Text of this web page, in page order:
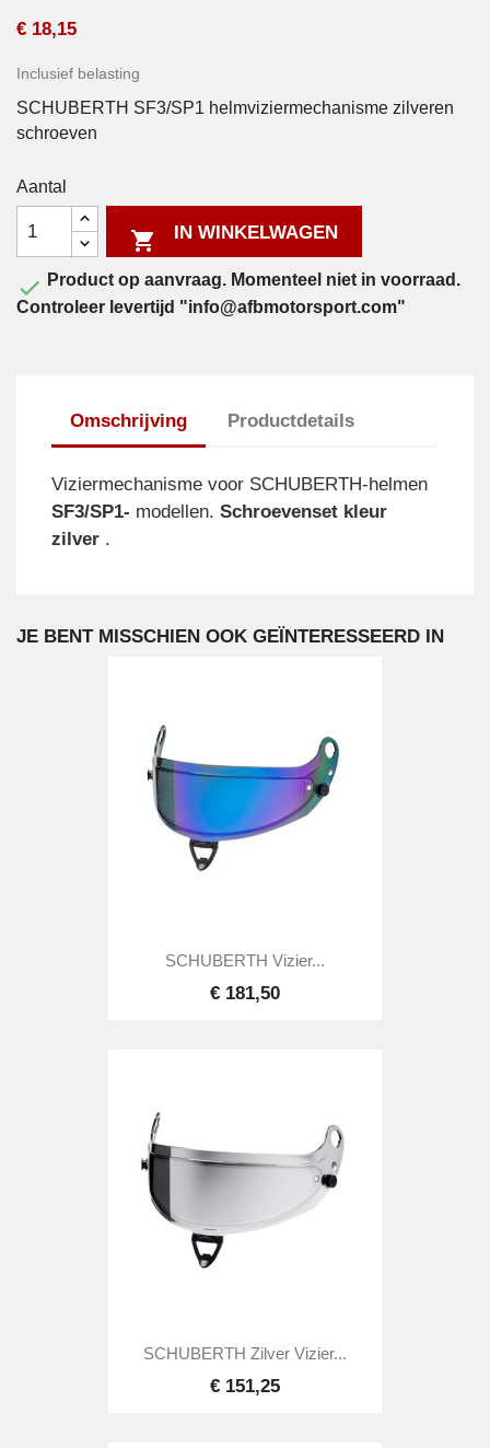
€ 18,15
Inclusief belasting
SCHUBERTH SF3/SP1 helmviziermechanisme zilveren
schroeven
Aantal
 IN WINKELWAGEN
 Product op aanvraag. Momenteel niet in voorraad.
Controleer levertijd "info@afbmotorsport.com"
Omschrijving Productdetails
Viziermechanisme voor SCHUBERTH-helmen
SF3/SP1- modellen. Schroevenset kleur
zilver.
JE BENT MISSCHIEN OOK GEÏNTERESSEERD IN
SCHUBERTH Vizier...
€ 181,50
SCHUBERTH Zilver Vizier...
€ 151,25